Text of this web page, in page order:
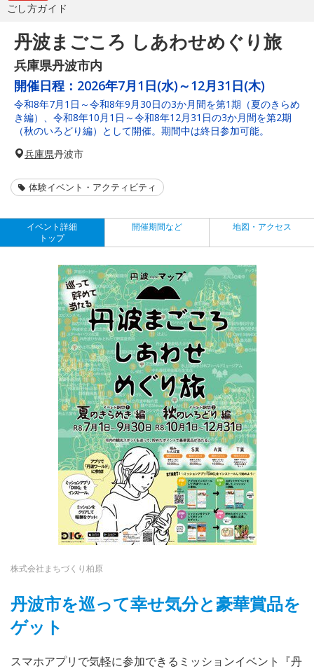
ごし方ガイド
丹波まごころ しあわせめぐり旅
兵庫県丹波市内
開催日程： 2026年7月1日(水)～12月31日(木)
令和8年7月1日～令和8年9月30日の3か月間を第1期（夏のきらめ
き編）、令和8年10月1日～令和8年12月31日の3か月間を第2期
（秋のいろどり編）として開催。期間中は終日参加可能。
兵庫県丹波市
体験イベント・アクティビティ
イベント詳細
トップ
開催期間など 地図・アクセス
株式会社まちづくり柏原
丹波市を巡って幸せ気分と豪華賞品を
ゲット
スマホアプリで気軽に参加できるミッションイベント『丹